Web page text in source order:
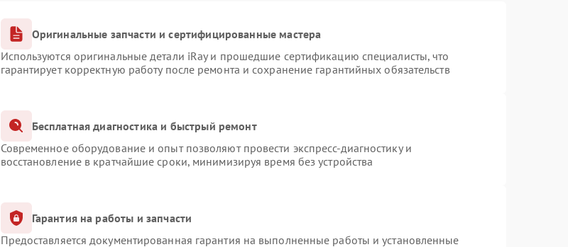
Оригинальные запчасти и сертифицированные мастера
Используются оригинальные детали iRay и прошедшие сертификацию специалисты, что
гарантирует корректную работу после ремонта и сохранение гарантийных обязательств
Бесплатная диагностика и быстрый ремонт
Современное оборудование и опыт позволяют провести экспресс-диагностику и
восстановление в кратчайшие сроки, минимизируя время без устройства
Гарантия на работы и запчасти
Предоставляется документированная гарантия на выполненные работы и установленные